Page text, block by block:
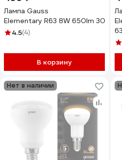
Лампа Gauss
Elementary R63 8W 650lm 3000K
4.5(4)
В корзину
Нет в наличии